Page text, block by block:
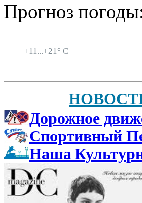
Прогноз погоды:
+11...+21° C
Дорожное
Спортивный
Наша